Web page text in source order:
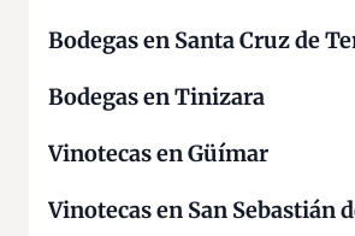
Bodegas en Santa Cruz de
Bodegas en Tinizara
Vinotecas en Güímar
Vinotecas en San Sebastián